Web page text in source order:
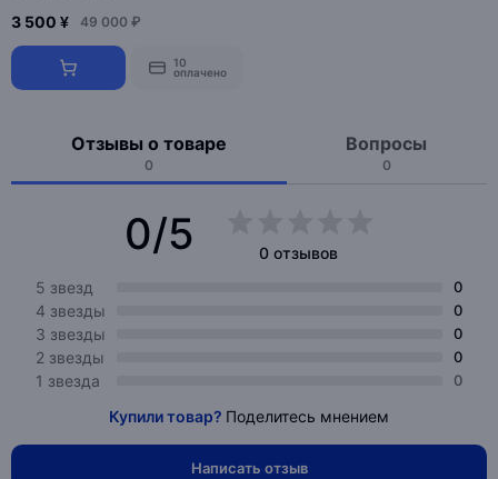
3 500 ¥ 49 000 ₽
10
оплачено
Отзывы о товаре
0
Вопросы
0
0/5
0 отзывов
5 звезд
0
4 звезды 0
3 звезды 0
2 звезды 0
1 звезда 0
Купили товар? Поделитесь мнением
Написать отзыв